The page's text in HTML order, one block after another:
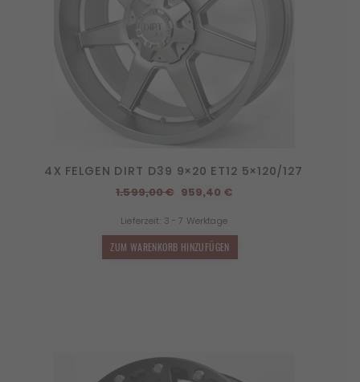
4X FELGEN DIRT D39 9×20 ET12 5×120/127
1.599,00€ Ursprünglicher
war:
1.599,00 €
959,40 €Aktueller
Lieferzeit: 3 - 7 Werktage
ZUM WARENKORB HINZUFÜGEN